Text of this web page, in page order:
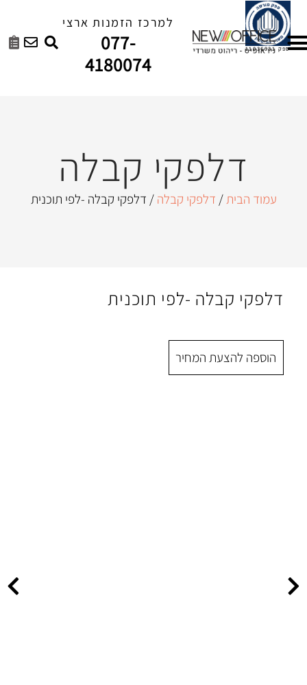
למרכז הזמנות ארצי
077-
קבלה
דלפקי קבלה/ דלפקי קבלה -לפי תוכנית
-לפי תוכנית
המחיר